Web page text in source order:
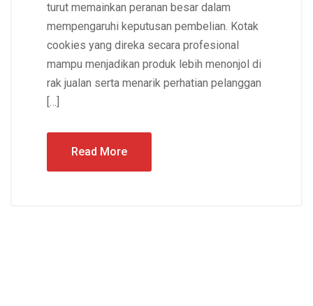
turut memainkan peranan besar dalam
mempengaruhi keputusan pembelian. Kotak
cookies yang direka secara profesional
mampu menjadikan produk lebih menonjol di
rak jualan serta menarik perhatian pelanggan
[…]
Read More